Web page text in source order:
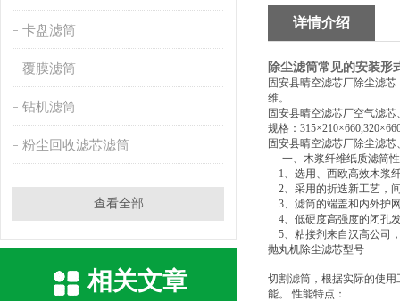
卡盘滤筒
覆膜滤筒
钻机滤筒
粉尘回收滤芯滤筒
查看全部
相关文章
详情介绍
除尘滤筒常见的安装形
固安县晴空滤芯厂除尘滤芯
维。
固安县晴空滤芯厂空气滤
规格：
固安县晴空滤芯厂除尘滤
一、木浆纤维纸质滤筒
1、选用、西欧高效木浆
2、采用的折迭新工艺，
3、滤筒的端盖和内外护
4、低硬度高强度的闭孔
5、粘接剂来自汉高公司
抛丸机除尘滤芯型号
切割滤筒，根据实际的使
能。 性能特点：